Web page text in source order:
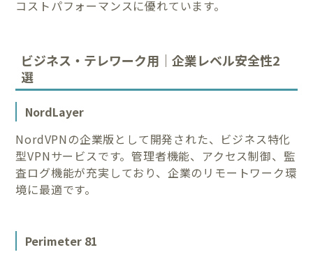
コストパフォーマンスに優れています。
ビジネス・テレワーク用｜企業レベル安全性2
選
NordLayer
NordVPNの企業版として開発された、ビジネス特化
型VPNサービスです。管理者機能、アクセス制御、監
査ログ機能が充実しており、企業のリモートワーク環
境に最適です。
Perimeter 81